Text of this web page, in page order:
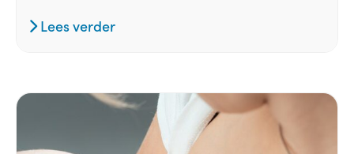
Lees verder